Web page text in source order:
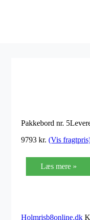
Pakkebord nr.
9793 kr. (Vis
Læs mere »
Holmrisb8online.dk